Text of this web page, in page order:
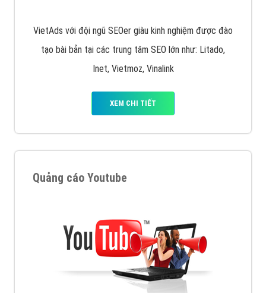
VietAds với đội ngũ SEOer giàu kinh nghiệm được đào
tạo bài bản tại các trung tâm SEO lớn như: Litado,
Inet, Vietmoz, Vinalink
XEM CHI TIẾT
Quảng cáo Youtube